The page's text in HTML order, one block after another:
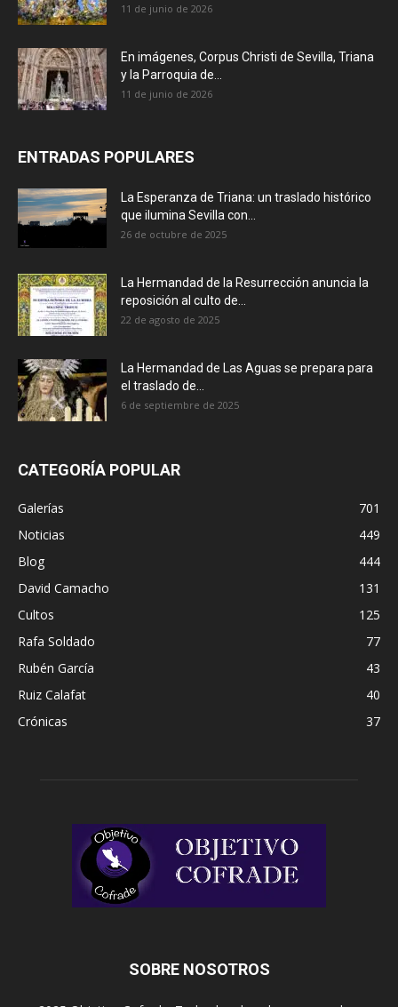
11 de junio de 2026
En imágenes, Corpus Christi de Sevilla, Triana
y la Parroquia de...
11 de junio de 2026
ENTRADAS POPULARES
La Esperanza de Triana: un traslado histórico
que ilumina Sevilla con...
26 de octubre de 2025
La Hermandad de la Resurrección anuncia la
reposición al culto de...
22 de agosto de 2025
La Hermandad de Las Aguas se prepara para
el traslado de...
6 de septiembre de 2025
CATEGORÍA POPULAR
Galerías
701
Noticias
449
Blog
444
David Camacho
131
Cultos
125
Rafa Soldado
77
Rubén García
43
Ruiz Calafat
40
Crónicas
37
SOBRE NOSOTROS